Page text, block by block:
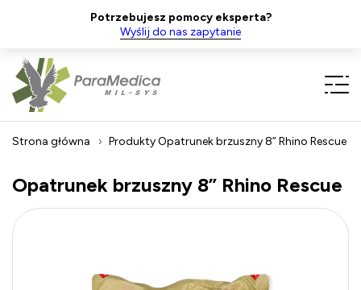
Potrzebujesz pomocy eksperta?
Wyślij do nas zapytanie
Strona główna ProduktyOpatrunek brzuszny 8” Rhino Rescue
Opatrunek brzuszny 8” Rhino Rescue